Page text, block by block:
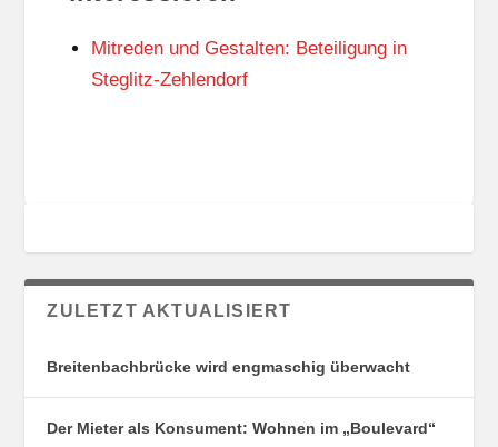
N
S
O
N
Mitreden und Gestalten: Beteiligung in
Steglitz-Zehlendorf
ZULETZT AKTUALISIERT
Breitenbachbrücke wird engmaschig überwacht
Der Mieter als Konsument: Wohnen im „Boulevard“